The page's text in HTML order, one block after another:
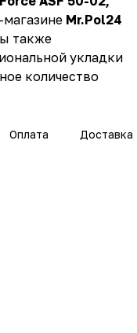
Mr.Pol24
также
укладки
количество
Оплата Доставка